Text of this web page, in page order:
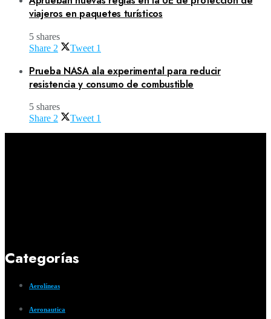
viajeros en paquetes turísticos
5 shares
Share 2 Tweet 1
Prueba NASA ala experimental para reducir
resistencia y consumo de combustible
5 shares
Share 2 Tweet 1
Categorías
Aerolíneas
Aeronautica